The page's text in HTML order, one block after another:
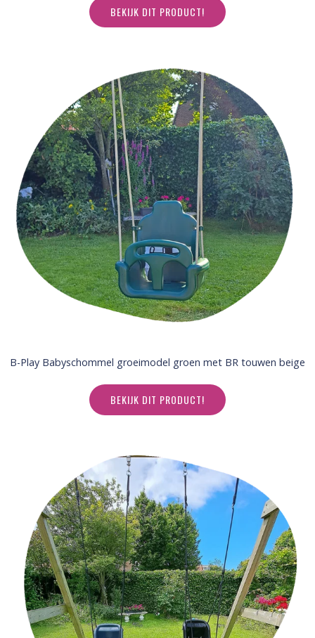
BEKIJK DIT PRODUCT!
B-Play Babyschommel groeimodel groen met BR touwen beige
BEKIJK DIT PRODUCT!